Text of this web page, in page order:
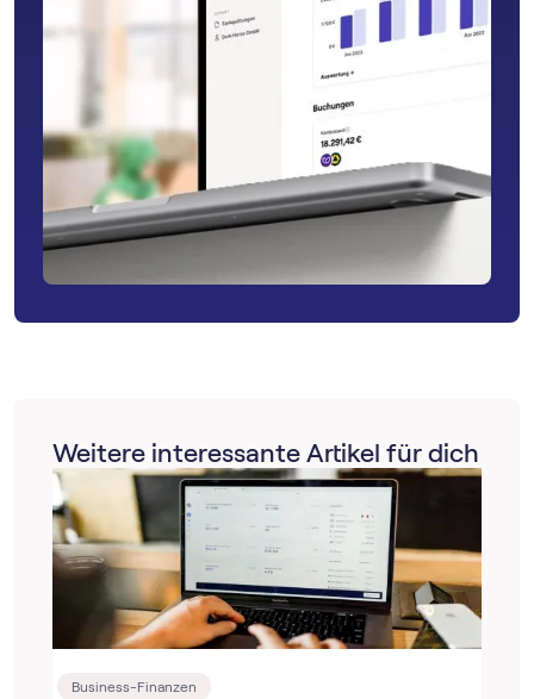
Weitere interessante Artikel für dich
Business-Finanzen